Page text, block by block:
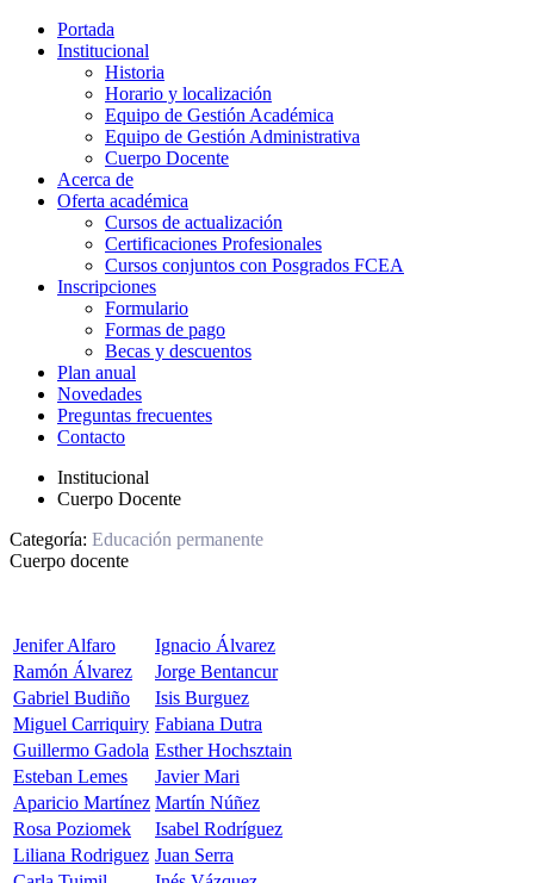
Portada
Institucional
Historia
Horario y localización
Equipo de Gestión Académica
Equipo de Gestión Administrativa
Cuerpo Docente
Acerca de
Oferta académica
Cursos de actualización
Certificaciones Profesionales
Cursos conjuntos con Posgrados FCEA
Inscripciones
Formulario
Formas de pago
Becas y descuentos
Plan anual
Novedades
Preguntas frecuentes
Contacto
Institucional
Cuerpo Docente
Categoría: Educación permanente
Cuerpo docente
Jenifer Alfaro
Ignacio Álvarez
Ramón Álvarez
Jorge Bentancur
Gabriel Budiño
Isis Burguez
Miguel Carriquiry Fabiana Dutra
Guillermo Gadola Esther Hochsztain
Esteban Lemes
Javier Mari
Aparicio Martínez Martín Núñez
Rosa Poziomek
Isabel Rodríguez
Liliana Rodriguez Juan Serra